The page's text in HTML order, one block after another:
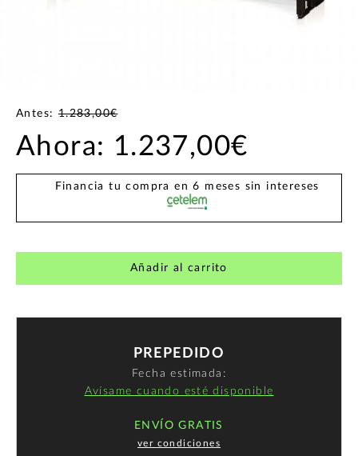
Antes:1.283,00€
Ahora: 1.237,00€
Financia tu compra en 6 meses sin intereses
Añadir al carrito
PREPEDIDO
Fecha estimada:
Avísame cuando esté disponible
ENVÍO GRATIS
ver condiciones